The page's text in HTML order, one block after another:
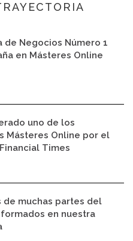
de Negocios Número 1
en Másteres Online
uno de los
Másteres Online por el
Times
de muchas partes del
en nuestra